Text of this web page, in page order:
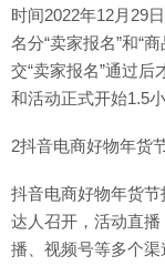
时间2022年12月29
名分“卖家报名”和“
交“卖家报名”通过后
和活动正式开始1.5
2抖音电商好物年货
抖音电商好物年货节
达人召开，活动直
播、视频号等多个